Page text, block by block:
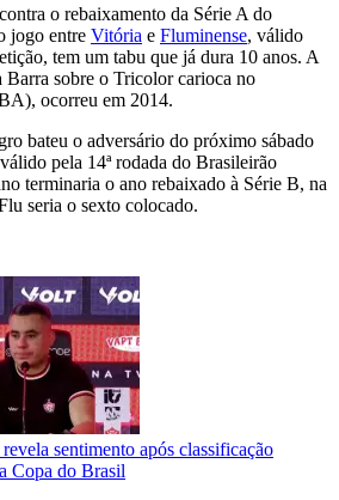
o rebaixamento da Série A do
jogo entre Vitória e Fluminense, válido
tem um tabu que já dura 10 anos. A
sobre o Tricolor carioca no
ocorreu em 2014.
bateu o adversário do próximo sábado
pela 14ª rodada do Brasileirão
terminaria o ano rebaixado à Série B, na
seria o sexto colocado.
sentimento após classificação
Copa do Brasil